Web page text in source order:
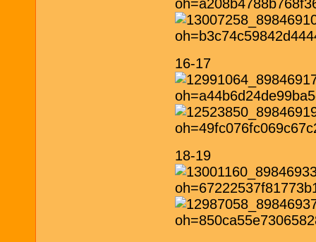
16-17
18-19